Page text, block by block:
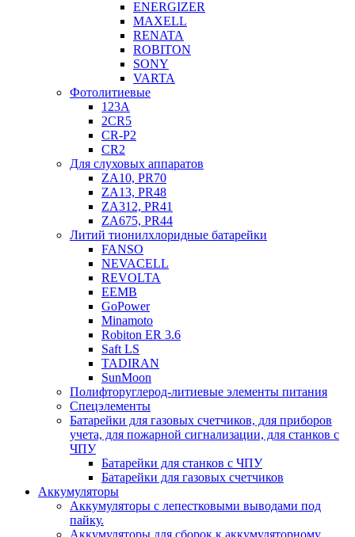
ENERGIZER
MAXELL
RENATA
ROBITON
SONY
VARTA
Фотолитиевые
123A
2CR5
CR-P2
CR2
Для слуховых аппаратов
ZA10, PR70
ZA13, PR48
ZA312, PR41
ZA675, PR44
Литий тионилхлоридные батарейки
FANSO
NEVACELL
REVOLTA
EEMB
GoPower
Minamoto
Robiton ER 3.6
Saft LS
TADIRAN
SunMoon
Полифторуглерод-литиевые элементы питания
Спецэлементы
Батарейки для газовых счетчиков, для приборов
учета, для пожарной сигнализации, для станков с
ЧПУ
Батарейки для станков с ЧПУ
Батарейки для газовых счетчиков
Аккумуляторы
Аккумуляторы с лепестковыми выводами под
пайку.
Аккумуляторы для сборок к аккумуляторному